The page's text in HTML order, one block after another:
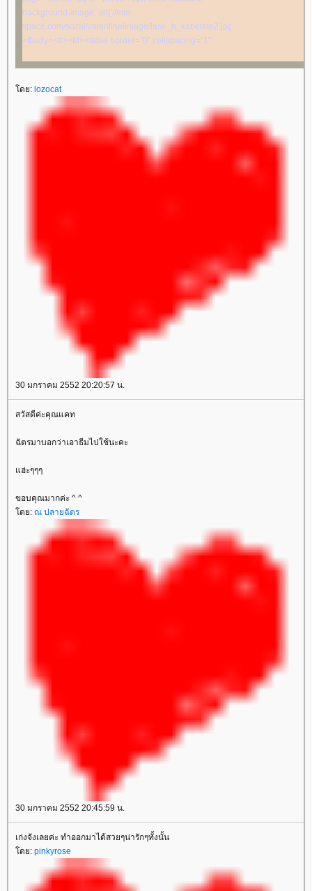
</td></tr></tbody>
</td></tr></tbody>
</td></tr></tbody>
</td></tr></tbody>
background-image: url('//mm-
space.com/sozai/valentine/image/lase_h_kabetate2.jpg')">
<tbody><tr><td><table border="0" cellspacing="1"
#aca899; background-image: url('//mm-
<tbody><tr><td><table border="0" cellspacing="15"
cellpadding="15" align="center" style="border: 2px
solid #aca899; background-image:
url('//i206.photobucket.com/albums/bb37/tenthousandmiles/rb/rb23.gif')">
<tbody><tr><td><table border="0" cellspacing="3"
cellpadding="3" align="center" style="border: 2px solid
#F3DAC4"><tbody><tr><td align="center"
valign="middle"><table border="0" cellspacing="5"
cellpadding="5" width="100%" align="center"><tbody>
<tr><td align="center" valign="middle"><img
style="cursor: -moz-zoom-out" src="//mm-
space.com/sozai/valentine/image/lase_h_ob.jpg"
border="0" alt="//mm-
space.com/sozai/valentine/image/lase_h_ob.jpg" />
</td></tr><tr><td align="center" valign="middle"><img
space.com/sozai/valentine/image/lase_h_line2.jpg"
space.com/sozai/valentine/image/lase_h_line2.jpg" />
width="100%" align="center"><tbody><tr><td
image:
w1.gif'); height: 10px"></td></tr><tr><td align="center"
valign="middle" style="background-color: #ffffff"><table
border="0" cellspacing="0" cellpadding="1"
width="100%" align="center"><tbody><tr><td
align="center" valign="middle" style="border: 1px solid
<marquee>ส่ข้อความที่ต้องการ
</td></tr></tbody></table></td></tr><tr><td
</tr></tbody></table>
<table border="0" cellspacing="0" cellpadding="0"
width="100%" align="center"><tbody><tr><td
align="center" valign="middle">
</td></tr></tbody>
</td></tr></tbody>
</td></tr></tbody>
</td></tr></tbody>
</td></tr></tbody>
ดย: lozocat
30 มกราคม 2552 20:20:57 น.
สวัสดีค่ะคุณแคท
ฉัตรมาบอกว่าเอาธีมไปใช้นะคะ
ฮ่ะๆๆๆ
ขอบคุณมากค่ะ ^ ^
ดย: ณ ปลายฉัตร
30 มกราคม 2552 20:45:59 น.
เก่งจังเลยค่ะ ทำออกมาได้สวยๆน่ารักๆทั้งนั้น
ดย: pinkyrose